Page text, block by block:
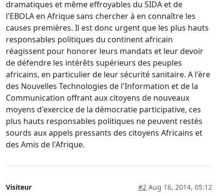
dramatiques et même effroyables du SIDA et de
l'EBOLA en Afrique sans chercher à en connaître les
causes premières. Il est donc urgent que les plus hauts
responsables politiques du continent africain
réagissent pour honorer leurs mandats et leur devoir
de défendre les intérêts supérieurs des peuples
africains, en particulier de leur sécurité sanitaire. A l'ère
des Nouvelles Technologies de l'Information et de la
Communication offrant aux citoyens de nouveaux
moyens d'exercice de la démocratie participative, ces
plus hauts responsables politiques ne peuvent restés
sourds aux appels pressants des citoyens Africains et
des Amis de l'Afrique.
Visiteur #2 Aug 16, 2014, 05:12